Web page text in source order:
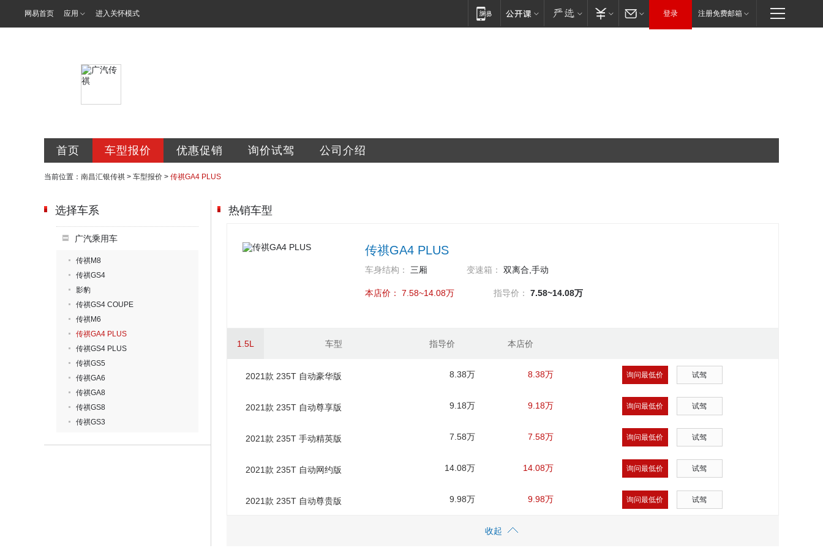
网易首页 应用 进入关怀模式 登录 注册免费邮箱
首页 车型报价 优惠促销 询价试驾 公司介绍
当前位置： 南昌汇银传祺 > 车型报价 > 传祺GA4 PLUS
选择车系
广汽乘用车
传祺M8
传祺GS4
影豹
传祺GS4 COUPE
传祺M6
传祺GA4 PLUS
传祺GS4 PLUS
传祺GS5
传祺GA6
传祺GA8
传祺GS8
传祺GS3
热销车型
传祺GA4 PLUS
车身结构： 三厢 变速箱： 双离合,手动
本店价： 7.58~14.08万 指导价： 7.58~14.08万
1.5L 车型 指导价 本店价
2021款 235T 自动豪华版 8.38万 8.38万 询问最低价 试驾
2021款 235T 自动尊享版 9.18万 9.18万 询问最低价 试驾
2021款 235T 手动精英版 7.58万 7.58万 询问最低价 试驾
2021款 235T 自动网约版 14.08万 14.08万 询问最低价 试驾
2021款 235T 自动尊贵版 9.98万 9.98万 询问最低价 试驾
收起